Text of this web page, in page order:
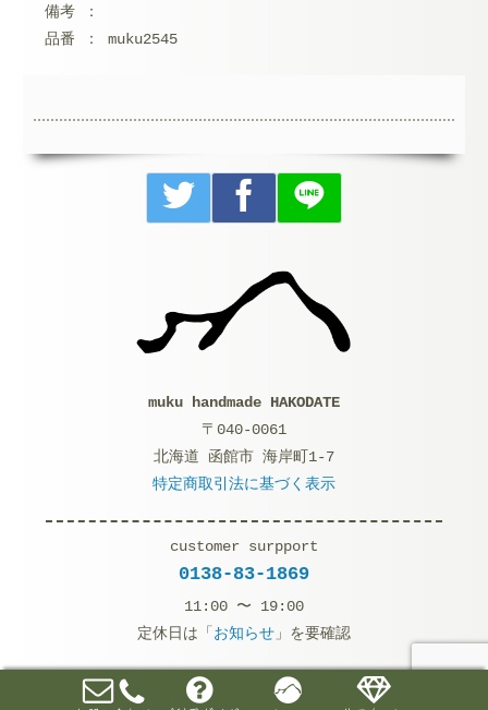
備考 ：
品番 ： muku2545
muku handmade HAKODATE
〒040-0061
北海道 函館市 海岸町1-7
特定商取引法に基づく表示
customer surpport
0138-83-1869
11:00 〜 19:00
定休日は「 お知らせ」を要確認